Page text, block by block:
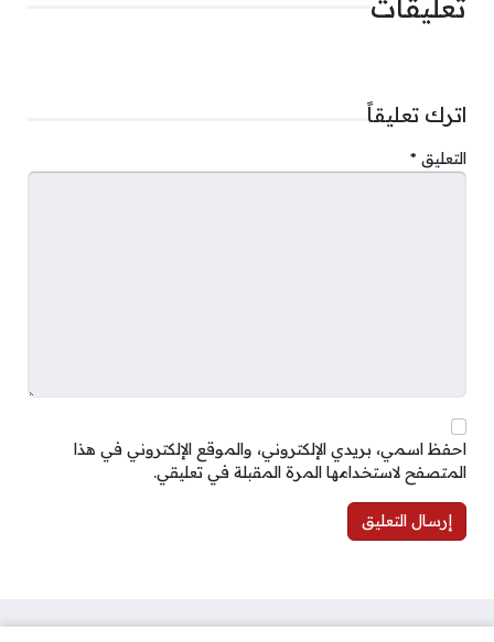
اترك تعليقاً
التعليق *
احفظ اسمي، بريدي الإلكتروني، والموقع الإلكتروني في هذا
المتصفح لاستخدامها المرة المقبلة في تعليقي.